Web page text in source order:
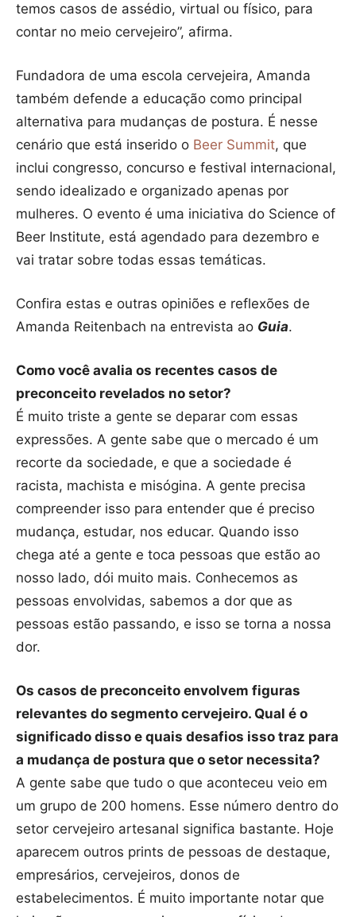
temos casos de assédio, virtual ou físico, para
contar no meio cervejeiro”, afirma.
Fundadora de uma escola cervejeira, Amanda
também defende a educação como principal
alternativa para mudanças de postura. É nesse
cenário que está inserido o Beer Summit, que
inclui congresso, concurso e festival internacional,
sendo idealizado e organizado apenas por
mulheres. O evento é uma iniciativa do Science of
Beer Institute, está agendado para dezembro e
vai tratar sobre todas essas temáticas.
Confira estas e outras opiniões e reflexões de
Amanda Reitenbach na entrevista ao Guia.
Como você avalia os recentes casos de
preconceito revelados no setor?
É muito triste a gente se deparar com essas
expressões. A gente sabe que o mercado é um
recorte da sociedade, e que a sociedade é
racista, machista e misógina. A gente precisa
compreender isso para entender que é preciso
mudança, estudar, nos educar. Quando isso
chega até a gente e toca pessoas que estão ao
nosso lado, dói muito mais. Conhecemos as
pessoas envolvidas, sabemos a dor que as
pessoas estão passando, e isso se torna a nossa
dor.
Os casos de preconceito envolvem figuras
relevantes do segmento cervejeiro. Qual é o
significado disso e quais desafios isso traz para
a mudança de postura que o setor necessita?
A gente sabe que tudo o que aconteceu veio em
um grupo de 200 homens. Esse número dentro do
setor cervejeiro artesanal significa bastante. Hoje
aparecem outros prints de pessoas de destaque,
empresários, cervejeiros, donos de
estabelecimentos. É muito importante notar que